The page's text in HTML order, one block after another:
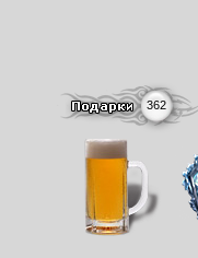
362